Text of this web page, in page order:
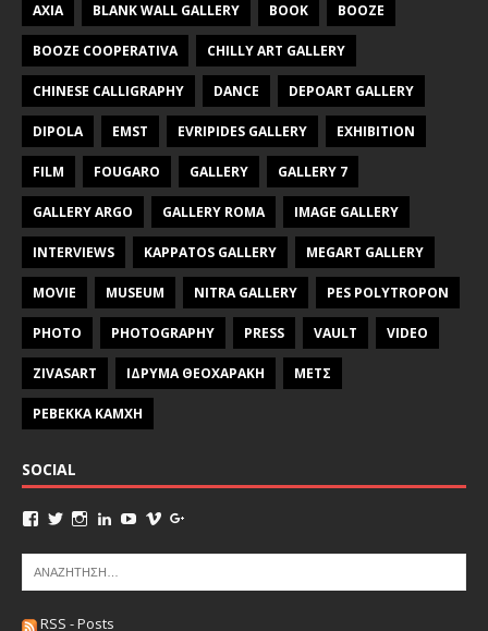
AXIA BLANK WALL GALLERY BOOK BOOZE
BOOZE COOPERATIVA CHILLY ART GALLERY
CHINESE CALLIGRAPHY DANCE DEPOART GALLERY
DIPOLA EMST EVRIPIDES GALLERY EXHIBITION
FILM FOUGARO GALLERY GALLERY 7
GALLERY ARGO GALLERY ROMA IMAGE GALLERY
INTERVIEWS KAPPATOS GALLERY MEGART GALLERY
MOVIE MUSEUM NITRA GALLERY PES POLYTROPON
PHOTO PHOTOGRAPHY PRESS VAULT VIDEO
ZIVASART ΙΔΡΥΜΑ ΘΕΟΧΑΡΑΚΗ ΜΕΤΣ
ΡΕΒΕΚΚΑ ΚΑΜΧΗ
SOCIAL
RSS - Posts